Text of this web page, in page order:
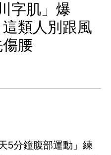
字肌」爆
類人別跟風
腰
5分鐘腹部運動」練